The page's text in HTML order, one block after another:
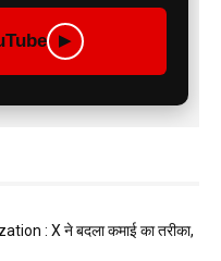
▶
: X ने बदला कमाई का तरीका,